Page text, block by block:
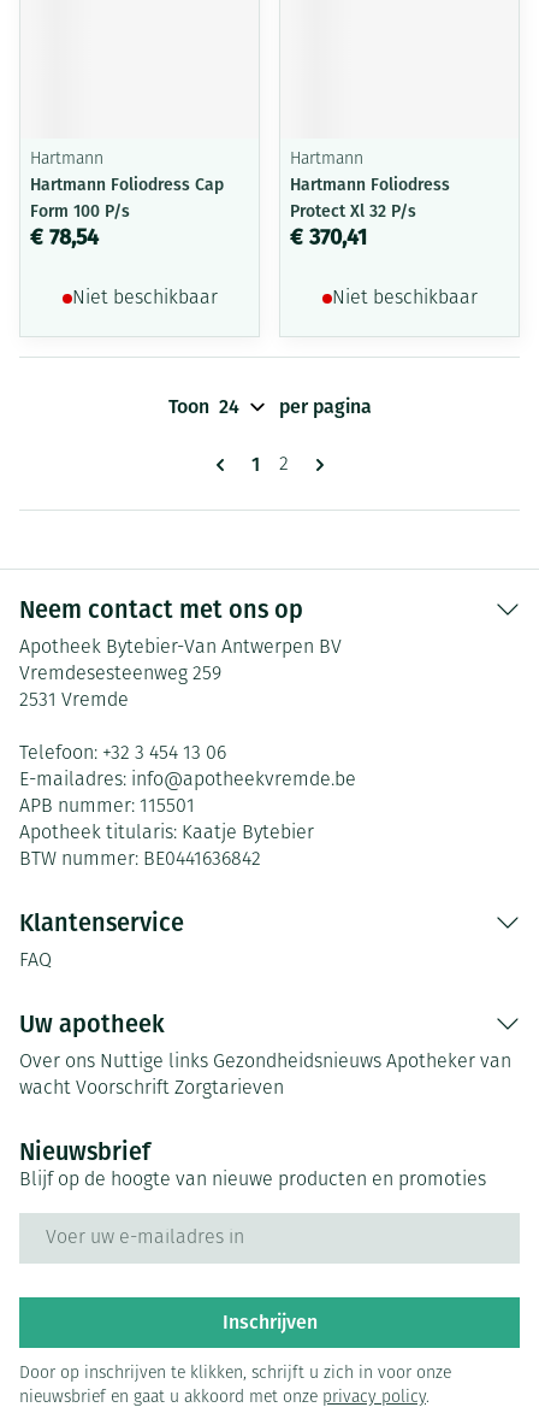
Hartmann
Hartmann Foliodress Cap
Form 100 P/s
€ 78,54
Niet beschikbaar
Hartmann
Hartmann Foliodress
Protect Xl 32 P/s
€ 370,41
Niet beschikbaar
Pagina's
U lees momenteel pagina
1 Pagina
2
Toon per pagina
Neem contact met ons op
Apotheek Bytebier-Van Antwerpen BV
Vremdesesteenweg 259
2531 Vremde
Telefoon: +32 3 454 13 06
E-mailadres: info@apotheekvremde.be
APB nummer: 115501
Apotheek titularis: Kaatje Bytebier
BTW nummer: BE0441636842
Klantenservice
FAQ
Uw apotheek
Over ons Nuttige links Gezondheidsnieuws Apotheker van
wacht Voorschrift Zorgtarieven
Nieuwsbrief
Blijf op de hoogte van nieuwe producten en promoties
Inschrijven
Door op inschrijven te klikken, schrijft u zich in voor onze
nieuwsbrief en gaat u akkoord met onze privacy policy.